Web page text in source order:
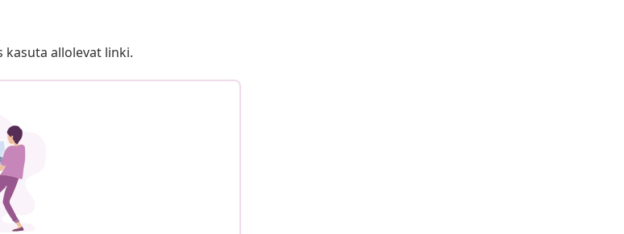
kasuta allolevat linki.